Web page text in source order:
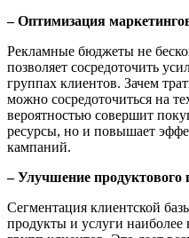
– Оптимизация
Рекламные бюджеты не
позволяет сосредоточить
группах клиентов. Зачем
можно сосредоточиться на
вероятностью совершит
ресурсы, но и повышает
кампаний.
– Улучшение продуктового
Сегментация клиентской
продукты и услуги наиболее